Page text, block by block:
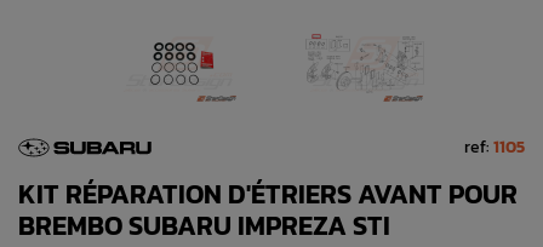
ref:1105
KIT RÉPARATION D'ÉTRIERS AVANT POUR
BREMBO SUBARU IMPREZA STI